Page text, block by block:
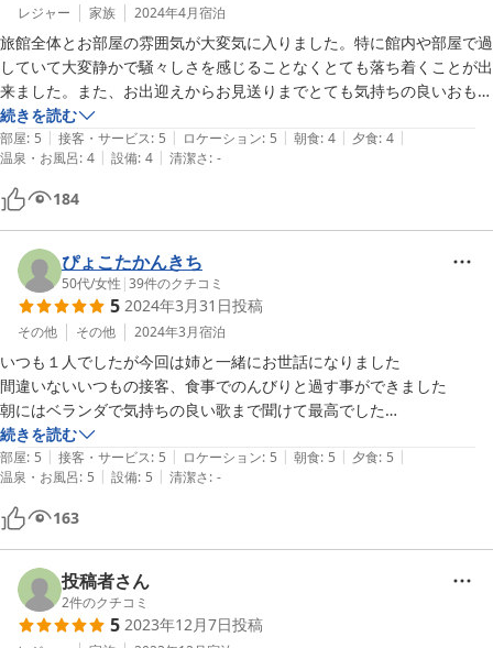
レジャー 家族 2024年4月宿泊
旅館全体とお部屋の雰囲気が大変気に入りました。特に館内や部屋で過
していて大変静かで騒々しさを感じることなくとても落ち着くことが出
来ました。また、お出迎えからお見送りまでとても気持ちの良いおもて
なしでとてもすてきな旅行となりました、帰りは、女将さんと担当の仲
居さんにお見送り頂き車が見えなくなるまで手を振って頂いたのをバッ
クミラーで確認出来ました。是非、また、別の季節に訪れたいと思いま
す。
続きを読む
部屋: 5 | 接客・サービス: 5 | ロケーション: 5 | 朝食: 4 | 夕食: 4 |
温泉・お風呂: 4 | 設備: 4 | 清潔さ: -
184
ぴょこたかんきち
50代/女性 |39件のクチコミ
5 2024年3月31日投稿
その他 その他 2024年3月宿泊
いつも１人でしたが今回は姉と一緒にお世話になりました
間違いないいつもの接客、食事でのんびりと過す事ができました
朝にはベランダで気持ちの良い歌まで聞けて最高でした
担当のスタッフさんの話も楽しく良かったです
姉もまた行きたいと行ってます
いつもと変わらない接客ありがとうございました
続きを読む
部屋: 5 | 接客・サービス: 5 | ロケーション: 5 | 朝食: 5 | 夕食: 5 |
温泉・お風呂: 5 | 設備: 5 | 清潔さ: -
163
投稿者さん
2件のクチコミ
5 2023年12月7日投稿